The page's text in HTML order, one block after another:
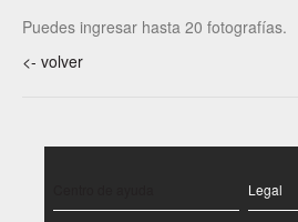
Puedes ingresar hasta 20 fotografías.
<- volver
Legal